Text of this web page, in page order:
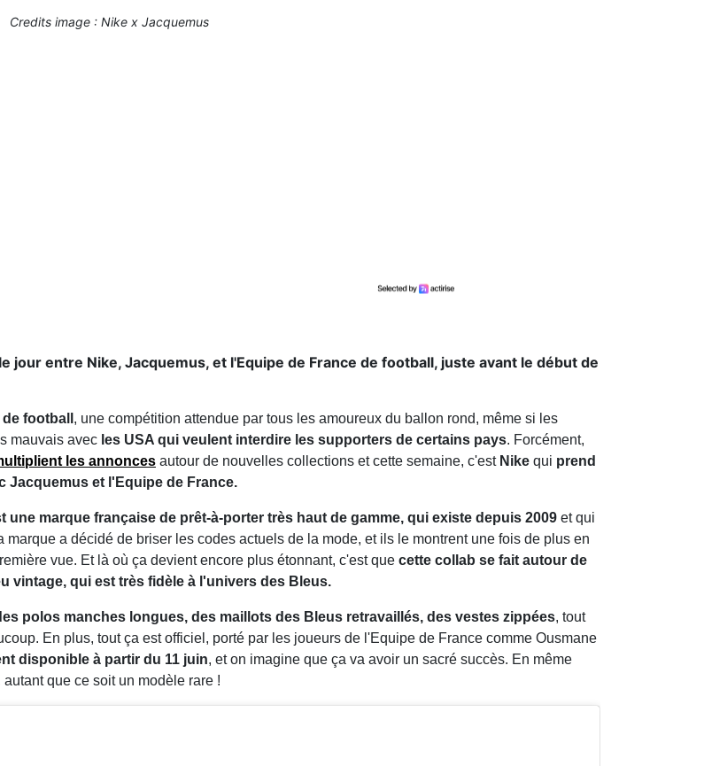
Credits image : Nike x Jacquemus
entre Nike, Jacquemus, et l'Equipe de France de football, juste avant le début de
football , une compétition attendue par tous les amoureux du ballon rond, même si les
mauvais avec les USA qui veulent interdire les supporters de certains pays. Forcément,
les annonces autour de nouvelles collections et cette semaine, c'est Nike qui prend
Jacquemus et l'Equipe de France.
une marque française de prêt-à-porter très haut de gamme, qui existe depuis 2009 et qui
a décidé de briser les codes actuels de la mode, et ils le montrent une fois de plus en
vue. Et là où ça devient encore plus étonnant, c'est que cette collab se fait autour de
vintage, qui est très fidèle à l'univers des Bleus.
polos manches longues, des maillots des Bleus retravaillés, des vestes zippées, tout
En plus, tout ça est officiel, porté par les joueurs de l'Equipe de France comme Ousmane
disponible à partir du 11 juin, et on imagine que ça va avoir un sacré succès. En même
que ce soit un modèle rare !